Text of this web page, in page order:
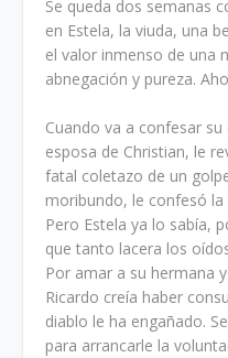
Se queda dos semanas
en Estela, la viuda, una
el valor inmenso de una
abnegación y pureza.
Cuando va a confesar
esposa de Christian, le
fatal coletazo de un
moribundo, le confesó la
Pero Estela ya lo sabía,
que tanto lacera los
Por amar a su hermana
Ricardo creía haber
diablo le ha engañado.
para arrancarle la